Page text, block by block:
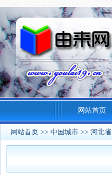
网站首页
网站首页 >> 中国城市 >> 河北省